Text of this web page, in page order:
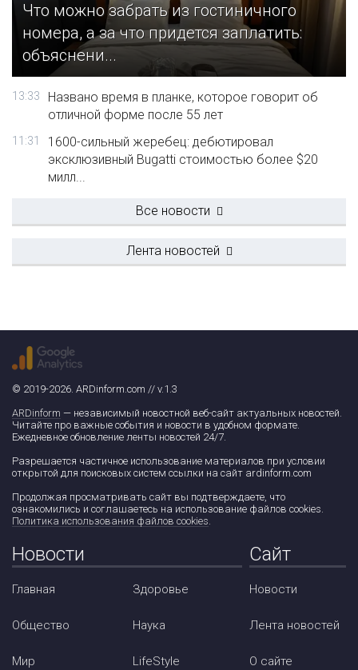
Что можно забрать из гостиничного
номера, а за что придется заплатить:
объяснени...
13:33
Названо время в планке, которое говорит об
отличной форме после 55 лет
11:31
1600-сильный жеребец: дебютировал
эксклюзивный Bugatti стоимостью более $20
милл...
Все новости
Лента новостей
© 2019-2026. ARDinform.com // v.1.3
ARDinform — независимый новостной веб-сайт актуальных новостей.
Читайте про важные события и новости в удобном формате.
Ежедневное обновление ленты новостей 24/7.
Разрешается частичное использование материалов при условии
открытой для поисковых систем ссылки на сайт ardinform.com
Продолжая просматривать сайт вы подтверждаете, что
ознакомились и соглашаетесь на использование файлов cookies.
Политика использования файлов cookies.
Новости
Главная
Общество
Мир
Здоровье
Наука
LifeStyle
Сайт
Новости
Лента новостей
О сайте